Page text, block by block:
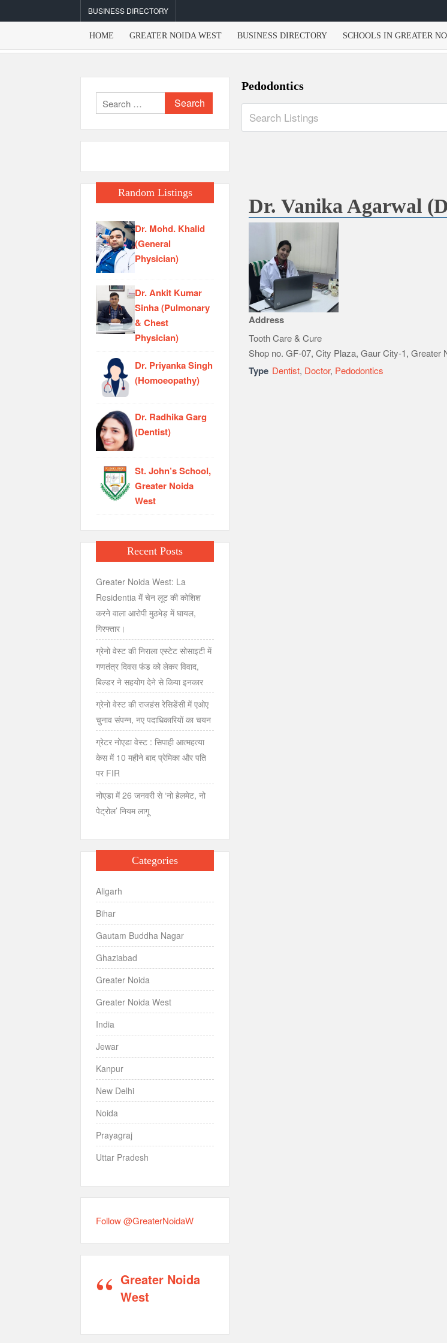
to
BUSINESS DIRECTORY
HOME GREATER NOIDA WEST BUSINESS DIRECTORY SCHOOLS IN GREATER
Pedodontics
Dr. Vanika Agarwal
Address
Tooth Care & Cure
Shop no. GF-07, City Plaza, Gaur City-1, Greater
Type Dentist, Doctor, Pedodontics
Search
for:
Random Listings
Dr. Mohd. Khalid
(General
Physician)
Dr. Ankit Kumar
Sinha (Pulmonary
& Chest
Physician)
Dr. Priyanka Singh
(Homoeopathy)
Dr. Radhika Garg
(Dentist)
St. John’s School,
Greater Noida
West
Recent Posts
Greater Noida West: La
Residentia में चेन लूट की कोशिश
करने वाला आरोपी मुठभेड़ में घायल,
गिरफ्तार।
ग्रेनो वेस्ट की निराला एस्टेट सोसाइटी में
गणतंत्र दिवस फंड को लेकर विवाद,
बिल्डर ने सहयोग देने से किया इनकार
ग्रेनो वेस्ट की राजहंस रेसिडेंसी में एओए
चुनाव संपन्न, नए पदाधिकारियों का चयन
ग्रेटर नोएडा वेस्ट : सिपाही आत्महत्या
केस में 10 महीने बाद प्रेमिका और पति
पर FIR
नोएडा में 26 जनवरी से ‘नो हेलमेट, नो
पेट्रोल’ नियम लागू
Categories
Aligarh
Bihar
Gautam Buddha Nagar
Ghaziabad
Greater Noida
Greater Noida West
India
Jewar
Kanpur
New Delhi
Noida
Prayagraj
Uttar Pradesh
Follow @GreaterNoidaW
Greater Noida
West